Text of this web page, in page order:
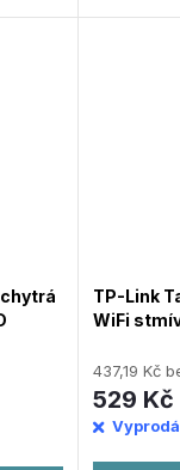
Svítivost:
TP-Link
WiFi
437,19 Kč
529 Kč